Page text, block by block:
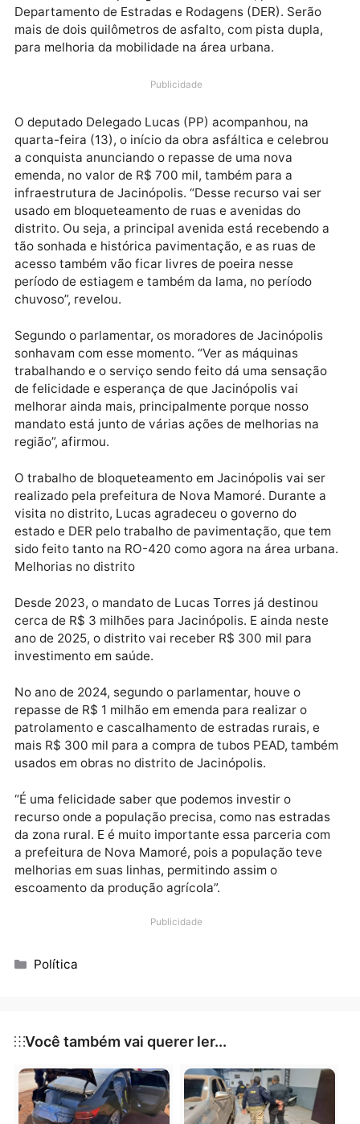
O distrito de Jacinópolis, em Nova Mamoré,
receber nesta semana a obra de pavimentação
asfáltica. Os trabalhos na principal avenida estão
Departamento de Estradas e Rodagens (DER). Serão
para melhoria da mobilidade na área urbana.
Publicidade
O deputado Delegado Lucas (PP) acompanhou, na
quarta-feira (13), o início da obra asfáltica e
a conquista anunciando o repasse de uma nova
emenda, no valor de R$ 700 mil, também para a
infraestrutura de Jacinópolis. “Desse recurso vai ser
usado em bloqueteamento de ruas e avenidas do
distrito. Ou seja, a principal avenida está recebendo
tão sonhada e histórica pavimentação, e as ruas de
acesso também vão ficar livres de poeira nesse
período de estiagem e também da lama, no período
chuvoso”, revelou.
Segundo o parlamentar, os moradores de Jacinópolis
trabalhando e o serviço sendo feito dá uma
de felicidade e esperança de que Jacinópolis vai
melhorar ainda mais, principalmente porque nosso
mandato está junto de várias ações de melhorias na
região”, afirmou.
O trabalho de bloqueteamento em Jacinópolis vai
realizado pela prefeitura de Nova Mamoré. Durante
visita no distrito, Lucas agradeceu o governo do
estado e DER pelo trabalho de pavimentação, que
sido feito tanto na RO-420 como agora na área
Melhorias no distrito
Desde 2023, o mandato de Lucas Torres já destinou
cerca de R$ 3 milhões para Jacinópolis. E ainda
investimento em saúde.
No ano de 2024, segundo o parlamentar, houve o
repasse de R$ 1 milhão em emenda para realizar o
patrolamento e cascalhamento de estradas rurais, e
usados em obras no distrito de Jacinópolis.
“É uma felicidade saber que podemos investir o
melhorias em suas linhas, permitindo assim o
Publicidade